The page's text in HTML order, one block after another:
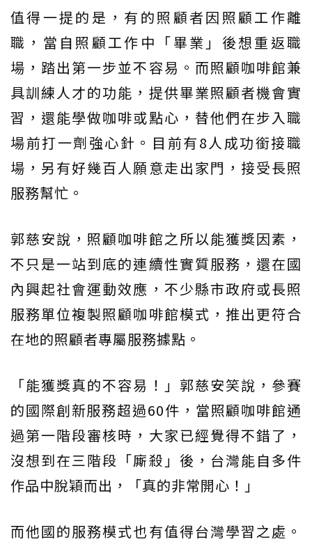
值得一提的是，有的照顧者因照顧工作離
職，當自照顧工作中「畢業」後想重返職
場，踏出第一步並不容易。而照顧咖啡館兼
具訓練人才的功能，提供畢業照顧者機會實
習，還能學做咖啡或點心，替他們在步入職
場前打一劑強心針。目前有8人成功銜接職
場，另有好幾百人願意走出家門，接受長照
服務幫忙。
郭慈安說，照顧咖啡館之所以能獲獎因素，
不只是一站到底的連續性實質服務，還在國
內興起社會運動效應，不少縣市政府或長照
服務單位複製照顧咖啡館模式，推出更符合
在地的照顧者專屬服務據點。
「能獲獎真的不容易！」郭慈安笑說，參賽
的國際創新服務超過60件，當照顧咖啡館通
過第一階段審核時，大家已經覺得不錯了，
沒想到在三階段「廝殺」後，台灣能自多件
作品中脫穎而出，「真的非常開心！」
而他國的服務模式也有值得台灣學習之處。